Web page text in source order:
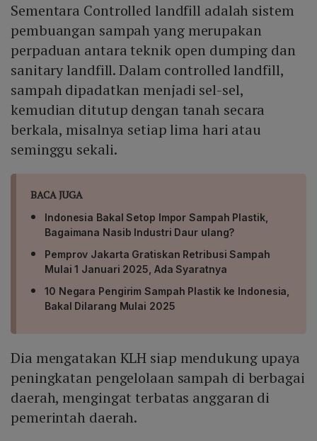
Sementara Controlled landfill adalah sistem
pembuangan sampah yang merupakan
perpaduan antara teknik open dumping dan
sanitary landfill. Dalam controlled landfill,
sampah dipadatkan menjadi sel-sel,
kemudian ditutup dengan tanah secara
berkala, misalnya setiap lima hari atau
seminggu sekali.
BACA JUGA
Indonesia Bakal Setop Impor Sampah Plastik,
Bagaimana Nasib Industri Daur ulang?
Pemprov Jakarta Gratiskan Retribusi Sampah
Mulai 1 Januari 2025, Ada Syaratnya
10 Negara Pengirim Sampah Plastik ke Indonesia,
Bakal Dilarang Mulai 2025
Dia mengatakan KLH siap mendukung upaya
peningkatan pengelolaan sampah di berbagai
daerah, mengingat terbatas anggaran di
pemerintah daerah.